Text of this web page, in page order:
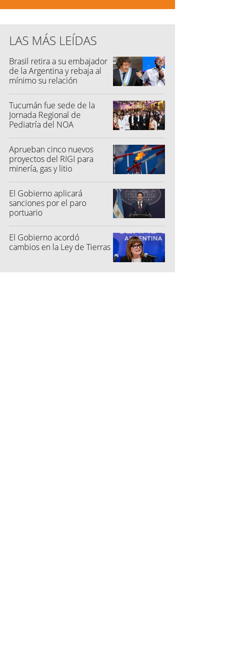
LAS MÁS LEÍDAS
Brasil retira a su embajador
de la Argentina y rebaja al
mínimo su relación
Tucumán fue sede de la
Jornada Regional de
Pediatría del NOA
Aprueban cinco nuevos
proyectos del RIGI para
minería, gas y litio
El Gobierno aplicará
sanciones por el paro
portuario
El Gobierno acordó
cambios en la Ley de Tierras